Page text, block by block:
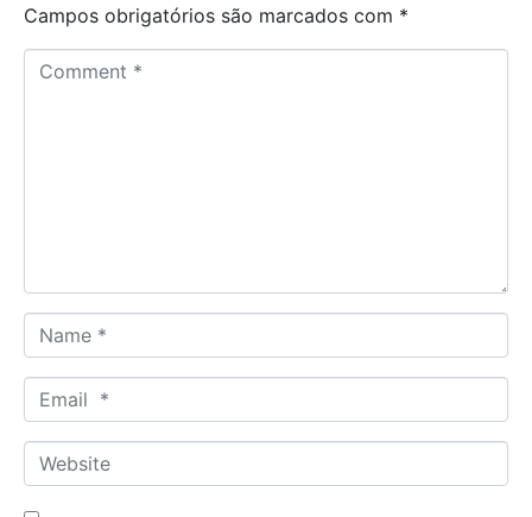
Campos obrigatórios são marcados com *
a
m
*
m
aW
e
b